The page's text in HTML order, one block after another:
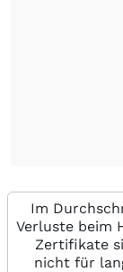
Im
Verluste beim
Zertifikate
nicht für